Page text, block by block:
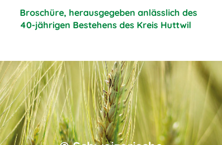
Broschüre, herausgegeben anlässlich des
40-jährigen Bestehens des Kreis Huttwil